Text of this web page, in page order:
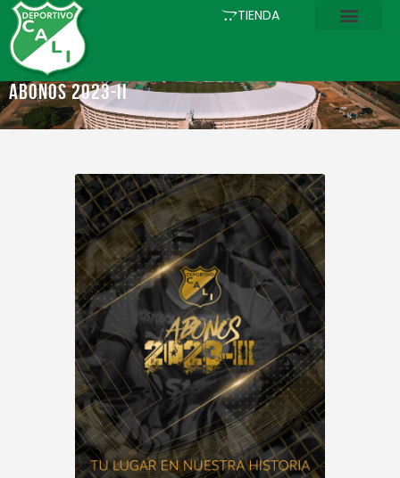
TIENDA
ABONOS 2023-II
INICIO
COMUNICACIONES
EL CLUB
FÚTBOL
ESTADIO
ASOCIADOS
PQRS
TIENDA